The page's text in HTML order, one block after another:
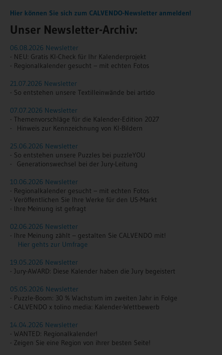
Hier können Sie sich zum CALVENDO-Newsletter anmelden!
Unser Newsletter-Archiv:
06.08.2026 Newsletter
- NEU: Gratis KI-Check für Ihr Kalenderprojekt
- Regionalkalender gesucht – mit echten Fotos
21.07.2026 Newsletter
- So entstehen unsere Textilleinwände bei artido
07.07.2026 Newsletter
- Themenvorschläge für die Kalender-Edition 2027
- Hinweis zur Kennzeichnung von KI-Bildern
25.06.2026 Newsletter
- So entstehen unsere Puzzles bei puzzleYOU
- Generationswechsel bei der Jury-Leitung
10.06.2026 Newsletter
- Regionalkalender gesucht – mit echten Fotos
- Veröffentlichen Sie Ihre Werke für den US-Markt
- Ihre Meinung ist gefragt
02.06.2026 Newsletter
- Ihre Meinung zählt – gestalten Sie CALVENDO mit!
Hier gehts zur Umfrage
19.05.2026 Newsletter
- Jury-AWARD: Diese Kalender haben die Jury begeistert
05.05.2026 Newsletter
- Puzzle-Boom: 30 % Wachstum im zweiten Jahr in Folge
- CALVENDO x tolino media: Kalender-Wettbewerb
14.04.2026 Newsletter
- WANTED: Regionalkalender!
- Zeigen Sie eine Region von ihrer besten Seite!